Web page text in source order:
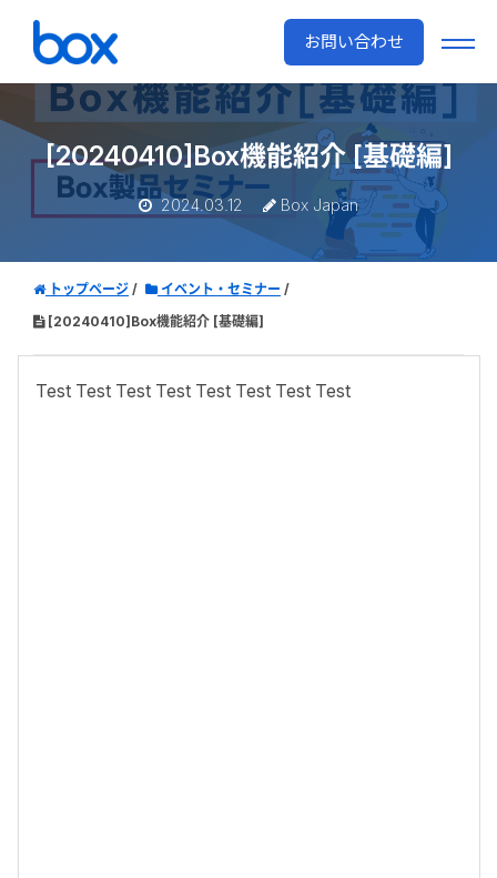
お問い合わせ
[20240410]Box機能紹介 [基礎編]
2024.03.12 Box Japan
トップページ
イベント・セミナー
[20240410]Box機能紹介 [基礎編]
Test Test Test Test Test Test Test Test